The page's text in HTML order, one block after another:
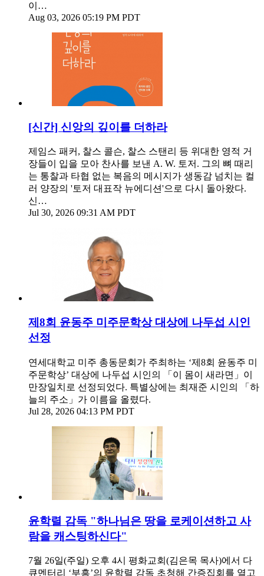
이…
Aug 03, 2026 05:19 PM PDT
[신간] 신앙의 깊이를 더하라
제임스 패커, 찰스 콜슨, 찰스 스탠리 등 위대한 영적 거
장들이 입을 모아 찬사를 보낸 A. W. 토저. 그의 뼈 때리
는 통찰과 타협 없는 복음의 메시지가 생동감 넘치는 컬
러 양장의 '토저 대표작 뉴에디션'으로 다시 돌아왔다.
신…
Jul 30, 2026 09:31 AM PDT
제8회 윤동주 미주문학상 대상에 나두섭 시인
선정
연세대학교 미주 총동문회가 주최하는 ‘제8회 윤동주 미
주문학상’ 대상에 나두섭 시인의 「이 몸이 새라면」이
만장일치로 선정되었다. 특별상에는 최재준 시인의 「하
늘의 주소」가 이름을 올렸다.
Jul 28, 2026 04:13 PM PDT
윤학렬 감독 "하나님은 땅을 로케이션하고 사
람을 캐스팅하신다"
7월 26일(주일) 오후 4시 평화교회(김은목 목사)에서 다
큐멘터리 ‘부흥’의 윤학렬 감독 초청해 간증집회를 열고